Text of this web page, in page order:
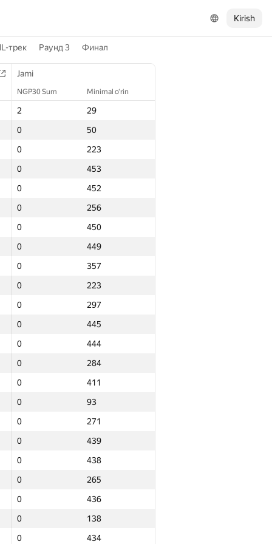
Kirish
трек Раунд 3 Финал
Jami
NGP30 Sum Minimal o‘rin
2
29
0
50
0
223
0
453
0
452
0
256
0
450
0
449
0
357
0
223
0
297
0
445
0
444
0
284
0
411
0
93
0
271
0
439
0
438
0
265
0
436
0
138
0
434
Jami
NGP30 Sum Minimal o‘rin